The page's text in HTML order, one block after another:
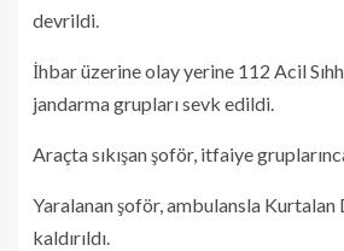
devrildi.
İhbar üzerine olay yerine 112 Acil
jandarma grupları sevk edildi.
Araçta sıkışan şoför, itfaiye
Yaralanan şoför, ambulansla Kurtalan
kaldırıldı.